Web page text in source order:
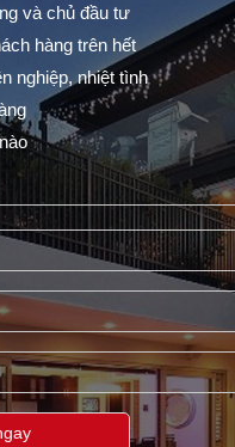
và chủ đầu tư
hàng trên hết
nghiệp, nhiệt tình